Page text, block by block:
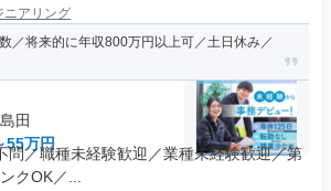
ニアリング
／将来的に年収800万円以上可／土日休み／
田
55万円
問／職種未経験歓迎／業種未経験歓迎／第
クOK／...